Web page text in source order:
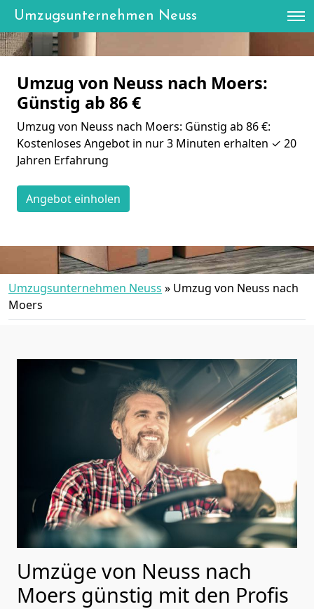
Umzugsunternehmen Neuss
Umzug von Neuss nach Moers:
Günstig ab 86 €
Umzug von Neuss nach Moers: Günstig ab 86 €:
Kostenloses Angebot in nur 3 Minuten erhalten ✓ 20
Jahren Erfahrung
Angebot einholen
Umzugsunternehmen Neuss » Umzug von Neuss nach
Moers
Umzüge von Neuss nach
Moers günstig mit den Profis